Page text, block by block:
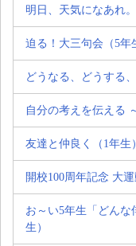
明日、天気になあれ。
迫る！大三句会（5年
どうなる、どうする
自分の考えを伝える
友達と仲良く（1年生）
開校100周年記念 大
お～い5年生「どん
生）